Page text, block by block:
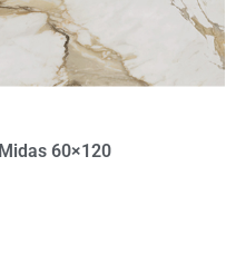
Midas 60×120